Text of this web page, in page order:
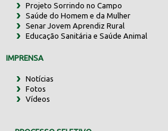
Projeto Sorrindo no Campo
Saúde do Homem e da Mulher
Senar Jovem Aprendiz Rural
Educação Sanitária e Saúde Animal
IMPRENSA
Notícias
Fotos
Vídeos